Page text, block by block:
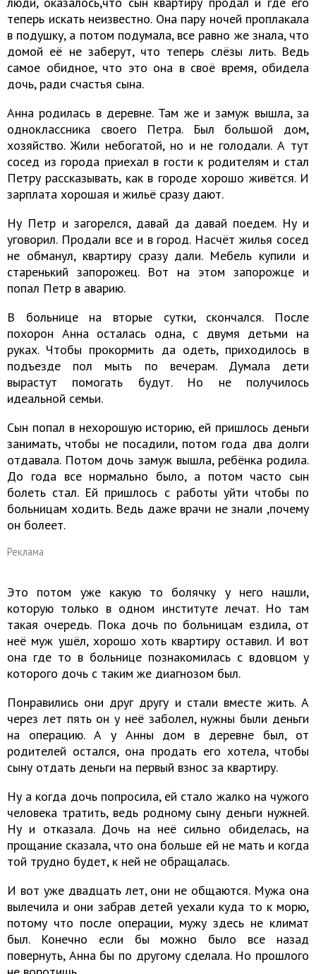
теперь искать неизвестно. Она пару ночей проплакала
в подушку, а потом подумала, все равно же знала, что
домой её не заберут, что теперь слёзы лить. Ведь
самое обидное, что это она в своё время, обидела
дочь, ради счастья сына.
Анна родилась в деревне. Там же и замуж вышла, за
одноклассника своего Петра. Был большой дом,
хозяйство. Жили небогатой, но и не голодали. А тут
сосед из города приехал в гости к родителям и стал
Петру рассказывать, как в городе хорошо живётся. И
зарплата хорошая и жильё сразу дают.
Ну Петр и загорелся, давай да давай поедем. Ну и
уговорил. Продали все и в город. Насчёт жилья сосед
не обманул, квартиру сразу дали. Мебель купили и
старенький запорожец. Вот на этом запорожце и
попал Петр в аварию.
В больнице на вторые сутки, скончался. После
похорон Анна осталась одна, с двумя детьми на
руках. Чтобы прокормить да одеть, приходилось в
подъезде пол мыть по вечерам. Думала дети
вырастут помогать будут. Но не получилось
идеальной семьи.
Сын попал в нехорошую историю, ей пришлось деньги
занимать, чтобы не посадили, потом года два долги
отдавала. Потом дочь замуж вышла, ребёнка родила.
До года все нормально было, а потом часто сын
болеть стал. Ей пришлось с работы уйти чтобы по
больницам ходить. Ведь даже врачи не знали ,почему
он болеет.
Реклама
Это потом уже какую то болячку у него нашли,
которую только в одном институте лечат. Но там
такая очередь. Пока дочь по больницам ездила, от
неё муж ушёл, хорошо хоть квартиру оставил. И вот
она где то в больнице познакомилась с вдовцом у
которого дочь с таким же диагнозом был.
Понравились они друг другу и стали вместе жить. А
через лет пять он у неё заболел, нужны были деньги
на операцию. А у Анны дом в деревне был, от
родителей остался, она продать его хотела, чтобы
сыну отдать деньги на первый взнос за квартиру.
Ну а когда дочь попросила, ей стало жалко на чужого
человека тратить, ведь родному сыну деньги нужней.
Ну и отказала. Дочь на неё сильно обиделась, на
прощание сказала, что она больше ей не мать и когда
той трудно будет, к ней не обращалась.
И вот уже двадцать лет, они не общаются. Мужа она
вылечила и они забрав детей уехали куда то к морю,
потому что после операции, мужу здесь не климат
был. Конечно если бы можно было все назад
повернуть, Анна бы по другому сделала. Но прошлого